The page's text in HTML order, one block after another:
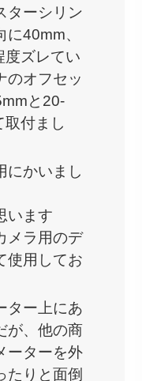
ターシリン
40mm、
度ズレてい
のオフセッ
と20-
付まし
にかいまし
います
メラ用のデ
使用してお
ター上にあ
が、他の商
ーターを外
たりと面倒